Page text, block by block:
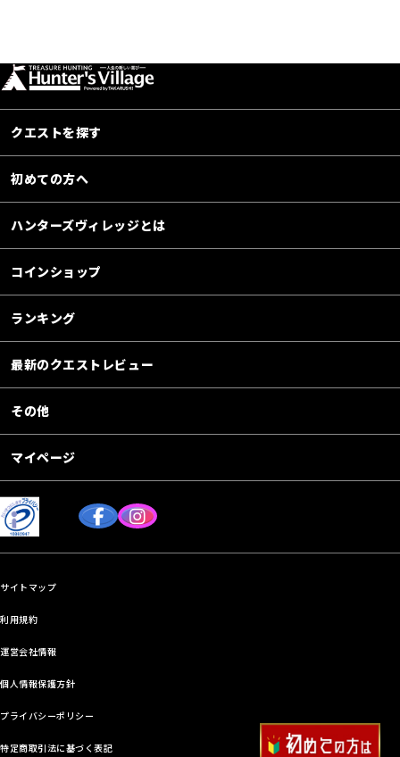
クエストを探す
初めての方へ
ハンターズヴィレッジとは
コインショップ
ランキング
最新のクエストレビュー
その他
マイページ
サイトマップ
利用規約
運営会社情報
個人情報保護方針
プライバシーポリシー
特定商取引法に基づく表記